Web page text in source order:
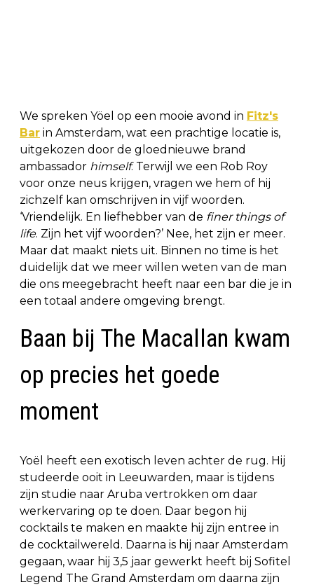
We spreken Yöel op een mooie avond in Fitz's
Bar in Amsterdam, wat een prachtige locatie is,
uitgekozen door de gloednieuwe brand
ambassador himself. Terwijl we een Rob Roy
voor onze neus krijgen, vragen we hem of hij
zichzelf kan omschrijven in vijf woorden.
‘Vriendelijk. En liefhebber van de finer things of
life. Zijn het vijf woorden?’ Nee, het zijn er meer.
Maar dat maakt niets uit. Binnen no time is het
duidelijk dat we meer willen weten van de man
die ons meegebracht heeft naar een bar die je in
een totaal andere omgeving brengt.
Baan bij The Macallan kwam
op precies het goede
moment
Yoël heeft een exotisch leven achter de rug. Hij
studeerde ooit in Leeuwarden, maar is tijdens
zijn studie naar Aruba vertrokken om daar
werkervaring op te doen. Daar begon hij
cocktails te maken en maakte hij zijn entree in
de cocktailwereld. Daarna is hij naar Amsterdam
gegaan, waar hij 3,5 jaar gewerkt heeft bij Sofitel
Legend The Grand Amsterdam om daarna zijn